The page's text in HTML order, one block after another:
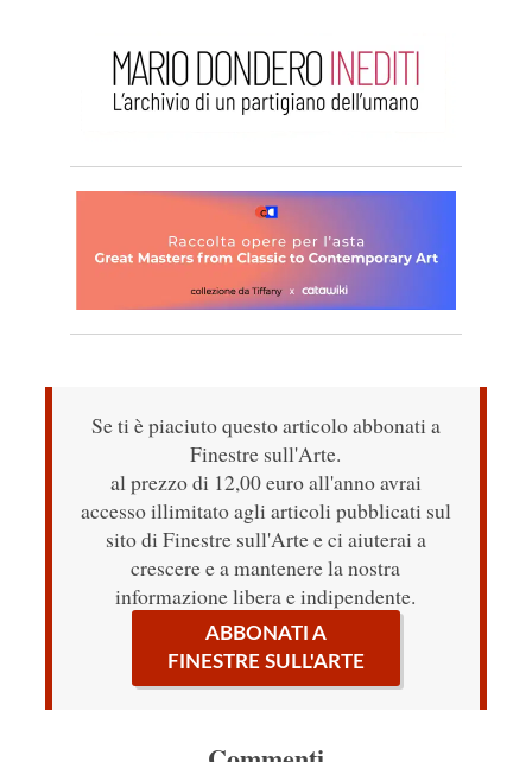
Se ti è piaciuto questo articolo abbonati a
Finestre sull'Arte.
al prezzo di 12,00 euro all'anno avrai
accesso illimitato agli articoli pubblicati sul
sito di Finestre sull'Arte e ci aiuterai a
crescere e a mantenere la nostra
informazione libera e indipendente.
ABBONATI A
FINESTRE SULL'ARTE